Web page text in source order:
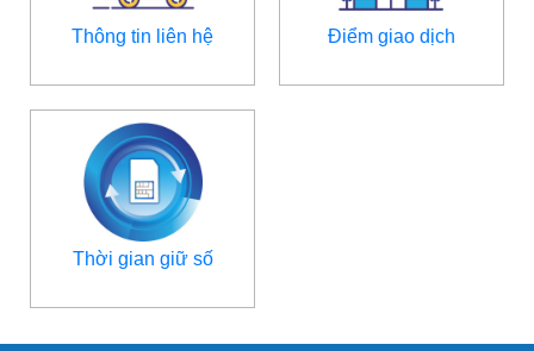
Thông tin liên hệ Điểm giao dịch
Thời gian giữ số